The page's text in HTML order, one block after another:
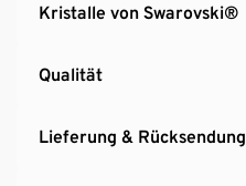
Kristalle von Swarovski®
Qualität
Lieferung & Rücksendung